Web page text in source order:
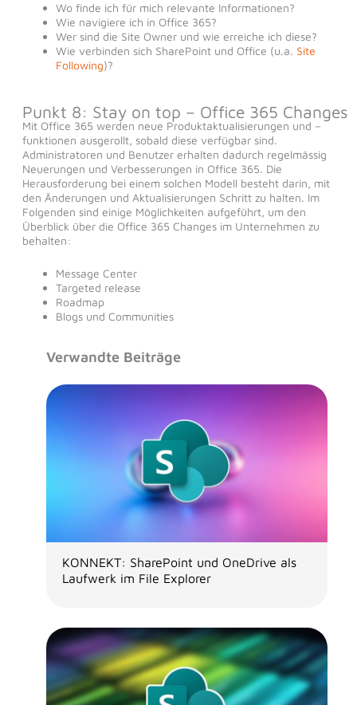
Wo finde ich für mich relevante Informationen?
Wie navigiere ich in Office 365?
Wer sind die Site Owner und wie erreiche ich diese?
Wie verbinden sich SharePoint und Office (u.a. Site
Following)?
Punkt 8: Stay on top – Office 365 Changes
Mit Office 365 werden neue Produktaktualisierungen und –
funktionen ausgerollt, sobald diese verfügbar sind.
Administratoren und Benutzer erhalten dadurch regelmässig
Neuerungen und Verbesserungen in Office 365. Die
Herausforderung bei einem solchen Modell besteht darin, mit
den Änderungen und Aktualisierungen Schritt zu halten. Im
Folgenden sind einige Möglichkeiten aufgeführt, um den
Überblick über die Office 365 Changes im Unternehmen zu
behalten:
Message Center
Targeted release
Roadmap
Blogs und Communities
Verwandte Beiträge
KONNEKT: SharePoint und OneDrive als
Laufwerk im File Explorer